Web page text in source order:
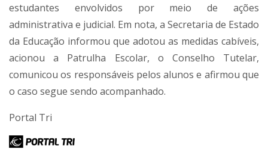
estudantes envolvidos por meio de ações
administrativa e judicial. Em nota, a Secretaria de Estado
da Educação informou que adotou as medidas cabíveis,
acionou a Patrulha Escolar, o Conselho Tutelar,
comunicou os responsáveis pelos alunos e afirmou que
o caso segue sendo acompanhado.
Portal Tri